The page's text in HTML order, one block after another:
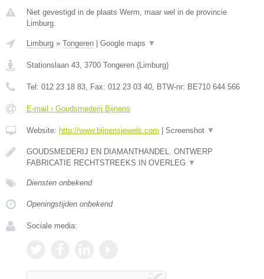
Niet gevestigd in de plaats Werm, maar wel in de provincie
Limburg.
Limburg » Tongeren Google maps ▼
Stationslaan 43, 3700 Tongeren (Limburg)
Tel: 012 23 18 83, Fax: 012 23 03 40, BTW-nr: BE710 644 566
E-mail › Goudsmederij Bijnens
Website: http://www.bijnensjewels.com Screenshot ▼
GOUDSMEDERIJ EN DIAMANTHANDEL. ONTWERP
FABRICATIE RECHTSTREEKS IN OVERLEG ▼
Diensten onbekend
Openingstijden onbekend
Sociale media: